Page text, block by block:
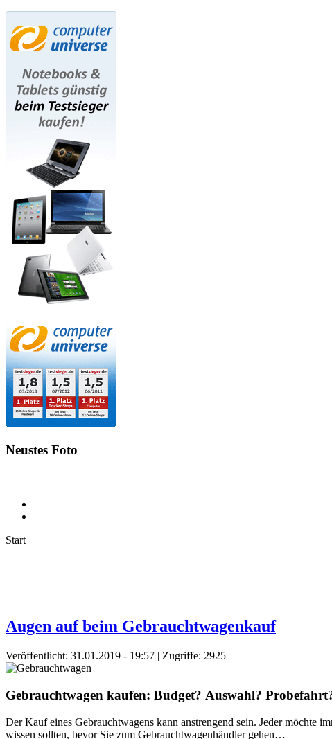
Neustes Foto
Start
Augen auf beim Gebrauchtwagenkauf
Veröffentlicht: 31.01.2019 - 19:57 | Zugriffe: 2925
Gebrauchtwagen kaufen: Budget? Auswahl?
Der Kauf eines Gebrauchtwagens kann anstrengend sein. Jeder möchte
wissen sollten, bevor Sie zum Gebrauchtwagenhändler gehen…